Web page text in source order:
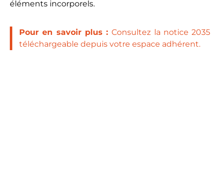
éléments incorporels.
Pour en savoir plus :Consultez la notice 2035
téléchargeable depuis votre espace adhérent.